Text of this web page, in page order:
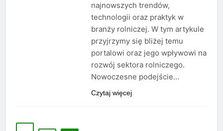
najnowszych trendów,
technologii oraz praktyk w
branży rolniczej. W tym artykule
przyjrzymy się bliżej temu
portalowi oraz jego wpływowi na
rozwój sektora rolniczego.
Nowoczesne podejście…
Czytaj więcej